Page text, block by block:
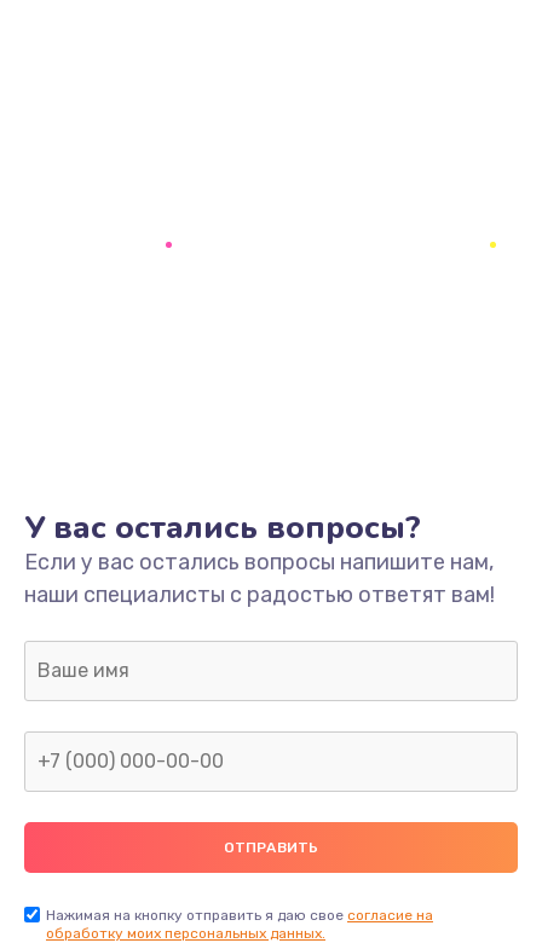
У вас остались вопросы?
Если у вас остались вопросы напишите нам,
наши специалисты с радостью ответят вам!
Нажимая на кнопку отправить я даю свое согласие на
обработку моих персональных данных.